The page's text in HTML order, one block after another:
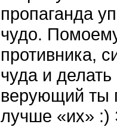
пропаганда
чудо.
противника,
чуда и
верующий ты
лучше «их» :)